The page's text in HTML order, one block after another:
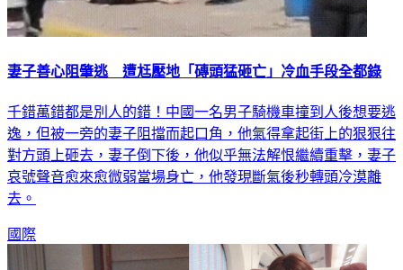
妻子善心阻肇逃 遭尪壓地「磚頭猛砸亡」冷血手段全都錄
千錯萬錯都是別人的錯！中國一名男子騎機車撞到人後想要逃
逸，但被一旁的妻子阻擋而起口角，他氣得拿起街上的狠狠往
對方頭上砸去，妻子倒下後，他似乎無法解恨繼續重擊，妻子
哀號聲音愈來愈微弱當場身亡，他發現斷氣後秒轉頭冷漠離
去。
國際